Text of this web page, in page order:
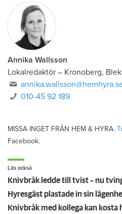
Annika Wallsson
Lokalredaktör – Kronoberg,
010-45 92 189
MISSA INGET FRÅN HEM & HYRA.
Facebook.
Läs också
Hyresgäst plastade in sin
Knivbråk med kollega kan kosta